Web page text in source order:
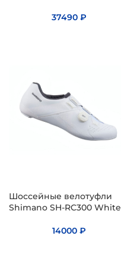
37490₽
Шоссейные велотуфли
Shimano SH-RC300 White
14000₽